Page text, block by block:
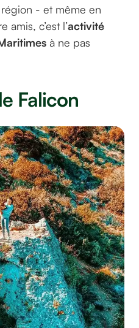
- et même en
amis, c’est l’activité
à ne pas
Falicon